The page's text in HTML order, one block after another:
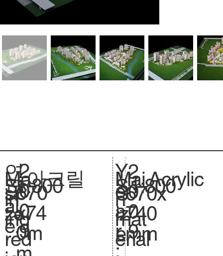
연
도
:
2
0
0
9
Ma
in
ing
red
Sc
al
e.
아크릴
1:800
si
ze
.
670
x74
0m
Y
e
a
r
:
Mai
n
mat
erial
S
.
S
iz
e.
2
0
0
9
1:800
670x
740
mm
Acrylic